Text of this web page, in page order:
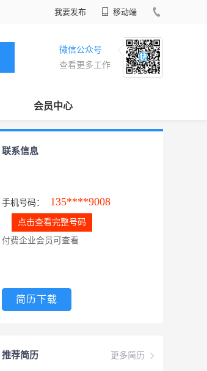
我要发布 移动端
微信公众号
查看更多工作
会员中心
联系信息
手机号码： 135****9008
点击查看完整号码
付费企业会员可查看
简历下载
更多简历
推荐简历